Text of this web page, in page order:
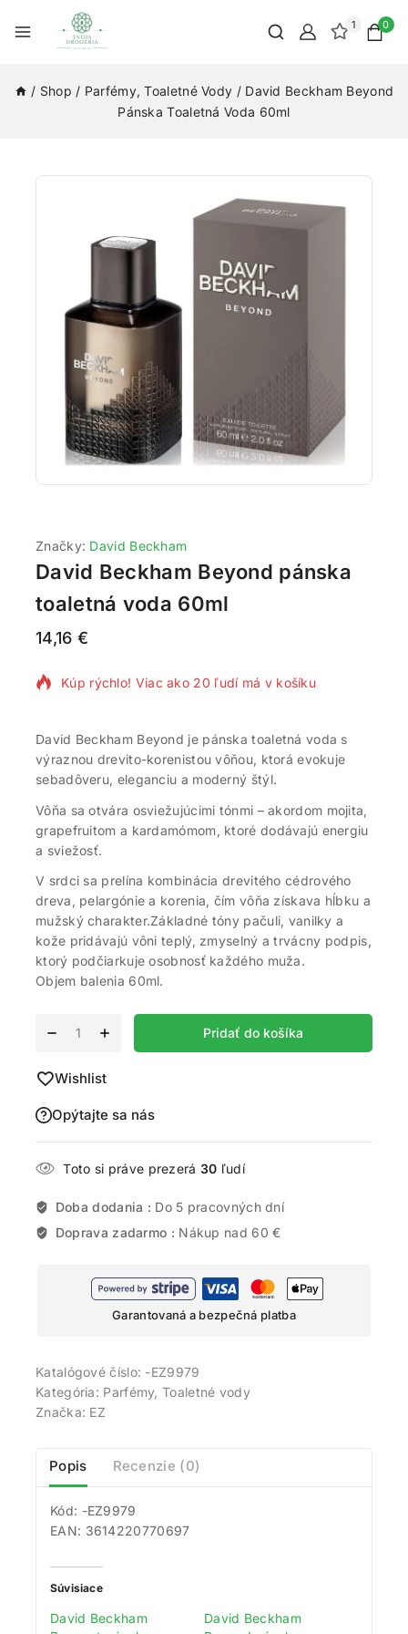
1 0
/ Shop / Parfémy, Toaletné Vody / David Beckham Beyond
Pánska Toaletná Voda 60ml
Značky: David Beckham
David Beckham Beyond pánska
toaletná voda 60ml
14,16 €
14 produktov predaných za posledných 2 hodín
Kúp rýchlo! Viac ako 20 ľudí má v košíku
David Beckham Beyond je pánska toaletná voda s
výraznou drevito-korenistou vôňou, ktorá evokuje
sebadôveru, eleganciu a moderný štýl.
Vôňa sa otvára osviežujúcimi tónmi – akordom mojita,
grapefruitom a kardamómom, ktoré dodávajú energiu
a sviežosť.
V srdci sa prelína kombinácia drevitého cédrového
dreva, pelargónie a korenia, čím vôňa získava hĺbku a
mužský charakter.Základné tóny pačuli, vanilky a
kože pridávajú vôni teplý, zmyselný a trvácny podpis,
ktorý podčiarkuje osobnosť každého muža.
Objem balenia 60ml.
Pridať do košíka
Wishlist
Opýtajte sa nás
Toto si práve prezerá 30 ľudí
Doba dodania : Do 5 pracovných dní
Doprava zadarmo : Nákup nad 60 €
Garantovaná a bezpečná platba
Katalógové číslo: -EZ9979
Kategória: Parfémy, Toaletné vody
Značka: EZ
Popis Recenzie (0)
Kód: -EZ9979
EAN: 3614220770697
Súvisiace
David Beckham
David Beckham